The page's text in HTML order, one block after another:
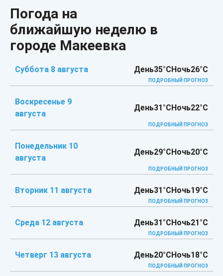
Погода на
ближайшую неделю в
городе Макеевка
Суббота 8 августа День35°CНочь26°C
ПОДРОБНЫЙ ПРОГНОЗ
Воскресенье 9
августа
День31°CНочь22°C
ПОДРОБНЫЙ ПРОГНОЗ
Понедельник 10
августа
День29°CНочь20°C
ПОДРОБНЫЙ ПРОГНОЗ
Вторник 11 августа День31°CНочь19°C
ПОДРОБНЫЙ ПРОГНОЗ
Среда 12 августа День31°CНочь21°C
ПОДРОБНЫЙ ПРОГНОЗ
Четверг 13 августа День20°CНочь18°C
ПОДРОБНЫЙ ПРОГНОЗ